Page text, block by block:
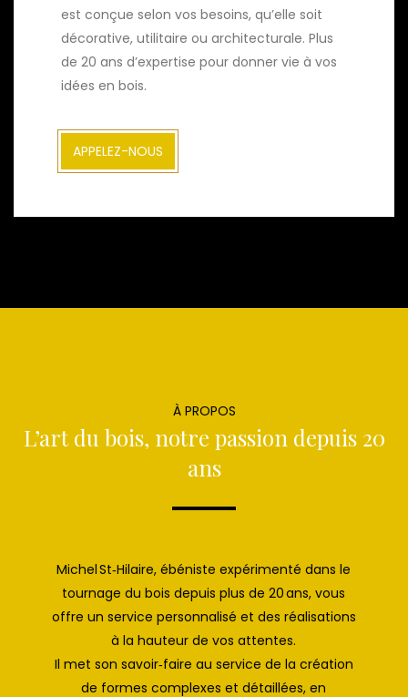
est conçue selon vos besoins, qu’elle soit
décorative, utilitaire ou architecturale. Plus
de 20 ans d’expertise pour donner vie à vos
idées en bois.
APPELEZ-NOUS
À PROPOS
L’art du bois, notre passion depuis 20
ans
Michel St‑Hilaire, ébéniste expérimenté dans le
tournage du bois depuis plus de 20 ans, vous
offre un service personnalisé et des réalisations
à la hauteur de vos attentes.
Il met son savoir‑faire au service de la création
de formes complexes et détaillées, en